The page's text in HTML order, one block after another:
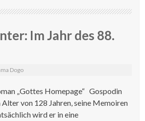
Im Jahr des 88.
Dogo
„Gottes Homepage“ Gospodin
von 128 Jahren, seine Memoiren
wird er in eine